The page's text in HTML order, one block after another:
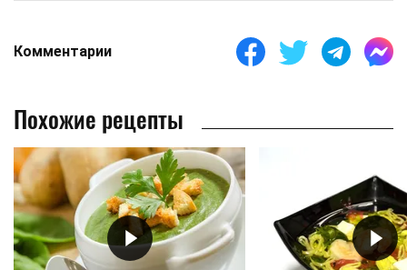
Комментарии
Похожие рецепты